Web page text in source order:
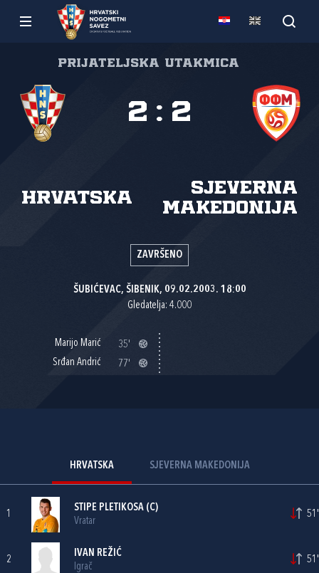
Prijateljska utakmica
Hrvatska
Sjeverna
Makedonija
2 : 2
ZAVRŠENO
ŠUBIĆEVAC, ŠIBENIK, 09.02.2003. 18:00
Gledatelja: 4.000
Marijo Marić
35'
Srđan Andrić
77'
HRVATSKA SJEVERNA MAKEDONIJA
1
STIPE PLETIKOSA (C)
Vratar
51'
2
IVAN REŽIĆ
Igrač
51'